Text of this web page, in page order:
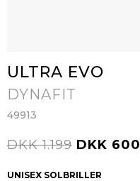
ULTRA EVO
DYNAFIT
49913
DKK 1.199 DKK 600
UNISEX SOLBRILLER